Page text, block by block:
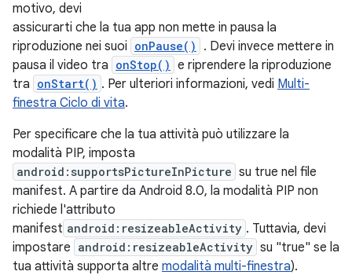
motivo, devi
assicurarti che la tua app non mette in pausa la
riproduzione nei suoi onPause()
. Devi invece mettere in
pausa il video tra onStop() e riprendere la riproduzione
tra onStart() . Per ulteriori informazioni, vedi Multi-
finestra Ciclo di vita.
Per specificare che la tua attività può utilizzare la
modalità PIP, imposta
android:supportsPictureInPicture su true nel file
manifest. A partire da Android 8.0, la modalità PIP non
richiede l'attributo
manifest android:resizeableActivity . Tuttavia, devi
impostare android:resizeableActivity su "true" se la
tua attività supporta altre modalità multi-finestra).